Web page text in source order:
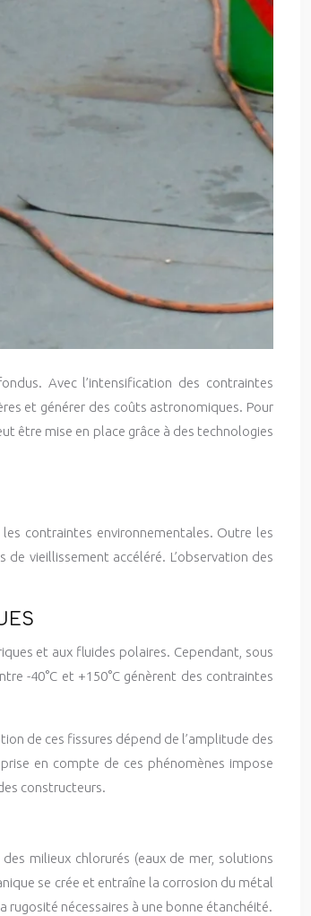
Avec l’intensification des contraintes
et générer des coûts astronomiques. Pour
être mise en place grâce à des technologies
contraintes environnementales. Outre les
vieillissement accéléré. L’observation des
et aux fluides polaires. Cependant, sous
-40°C et +150°C génèrent des contraintes
de ces fissures dépend de l’amplitude des
en compte de ces phénomènes impose
constructeurs.
milieux chlorurés (eaux de mer, solutions
se crée et entraîne la corrosion du métal
nécessaires à une bonne étanchéité.